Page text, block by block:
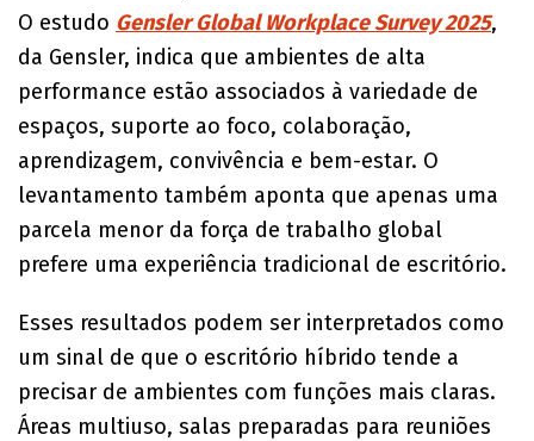
O estudo Gensler Global Workplace Survey 2025,
da Gensler, indica que ambientes de alta
performance estão associados à variedade de
espaços, suporte ao foco, colaboração,
aprendizagem, convivência e bem-estar. O
levantamento também aponta que apenas uma
parcela menor da força de trabalho global
prefere uma experiência tradicional de escritório.
Esses resultados podem ser interpretados como
um sinal de que o escritório híbrido tende a
precisar de ambientes com funções mais claras.
Áreas multiuso, salas preparadas para reuniões